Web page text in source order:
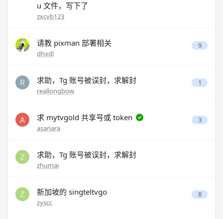
u 文件，写下了
zxcvb123
请教 pixman 部署相关
dhxdl
9
求助，Tg 账号被误封，求解封
reallongbow
1
求 mytvgold 共享号或 token
asanara
3
求助，Tg 账号被误封，求解封
zhumai
新加坡的 singteltvgo
zyscc
8